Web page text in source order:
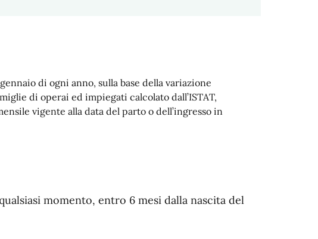
di ogni anno, sulla base della variazione
di operai ed impiegati calcolato dall’ISTAT,
vigente alla data del parto o dell’ingresso in
momento, entro 6 mesi dalla nascita del